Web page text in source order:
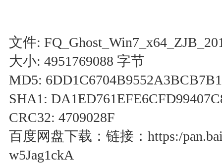
文件:
大小: 4951769088 字节
MD5:
SHA1:
CRC32: 4709028F
百度网盘下载：链接：https:/
w5Jag1ckA